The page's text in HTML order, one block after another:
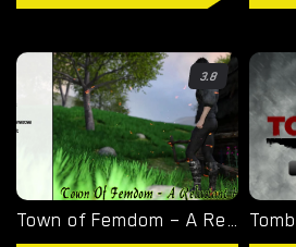
3.8
Town of Femdom – A Reluctant Hero – New Version 0.34 [jinjonkun]